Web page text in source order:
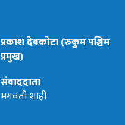
प्रकाश देबकोटा (रुकुम पश्चिम
प्रमुख)
संवाददाता
भगवती शाही